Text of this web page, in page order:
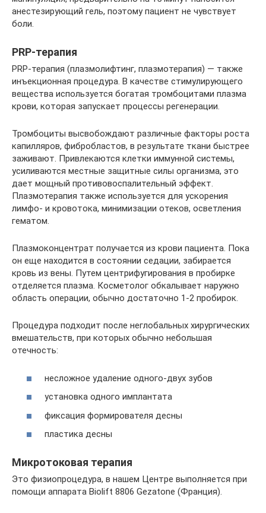
анестезирующий гель, поэтому пациент не чувствует
боли.
PRP-терапия
PRP-терапия (плазмолифтинг, плазмотерапия) — также
инъекционная процедура. В качестве стимулирующего
вещества используется богатая тромбоцитами плазма
крови, которая запускает процессы регенерации.
Тромбоциты высвобождают различные факторы роста
капилляров, фибробластов, в результате ткани быстрее
заживают. Привлекаются клетки иммунной системы,
усиливаются местные защитные силы организма, это
дает мощный противовоспалительный эффект.
Плазмотерапия также используется для ускорения
лимфо- и кровотока, минимизации отеков, осветления
гематом.
Плазмоконцентрат получается из крови пациента. Пока
он еще находится в состоянии седации, забирается
кровь из вены. Путем центрифугирования в пробирке
отделяется плазма. Косметолог обкалывает наружно
область операции, обычно достаточно 1-2 пробирок.
Процедура подходит после неглобальных хирургических
вмешательств, при которых обычно небольшая
отечность:
несложное удаление одного-двух зубов
установка одного имплантата
фиксация формирователя десны
пластика десны
Микротоковая терапия
Это физиопроцедура, в нашем Центре выполняется при
помощи аппарата Biolift 8806 Gezatone (Франция).